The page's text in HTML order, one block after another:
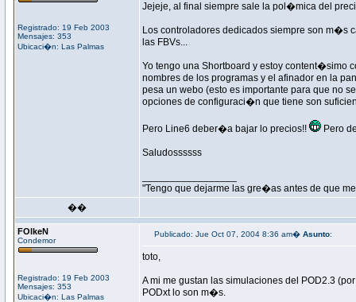
Registrado: 19 Feb 2003
Mensajes: 353
Ubicaci�n: Las Palmas
Jejeje, al final siempre sale la pol�mica del
Los controladores dedicados siempre son m�s
las FBVs...
Yo tengo una Shortboard y estoy content�simo
nombres de los programas y el afinador en la
pesa un webo (esto es importante para que no
opciones de configuraci�n que tiene son
Pero Line6 deber�a bajar lo precios!! Pero
Saludossssss
"Tengo que dejarme las gre�as antes de que
��
FOlkeN
Condemor
Registrado: 19 Feb 2003
Mensajes: 353
Ubicaci�n: Las Palmas
Publicado: Jue Oct 07, 2004 8:36 am� Asunto:
toto,
A mi me gustan las simulaciones del POD2.3
PODxt lo son m�s.